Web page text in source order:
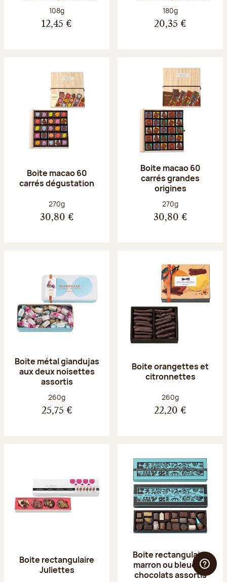
Poids net :
108g
12,45 €
Poids net :
180g
20,35 €
Boite macao 60
carrés dégustation
Poids net :
270g
30,80 €
Boite macao 60
carrés grandes
origines
Poids net :
270g
30,80 €
Boite métal giandujas
aux deux noisettes
assortis
Poids net :
260g
25,75 €
Boite orangettes et
citronnettes
Poids net :
260g
22,20 €
Boite rectangulaire
Juliettes
Boite rectangulaire
marron ou bleue 23
chocolats assortis